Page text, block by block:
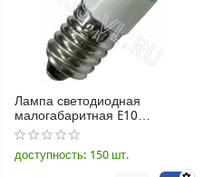
Лампа светодиодная
малогабаритная E10
9*23mm
доступность: 150 шт.